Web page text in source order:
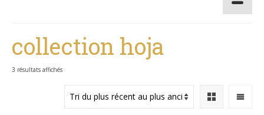
collection hoja
3 résultats affichésTrié
plus